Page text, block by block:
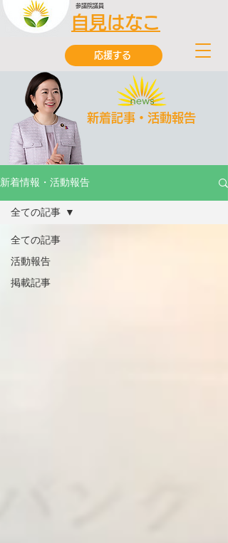
自見はなこ
参議院議員
応援する
新着記事・活動報告
新着情報・活動報告
全ての記事
活動報告
掲載記事
全ての記事